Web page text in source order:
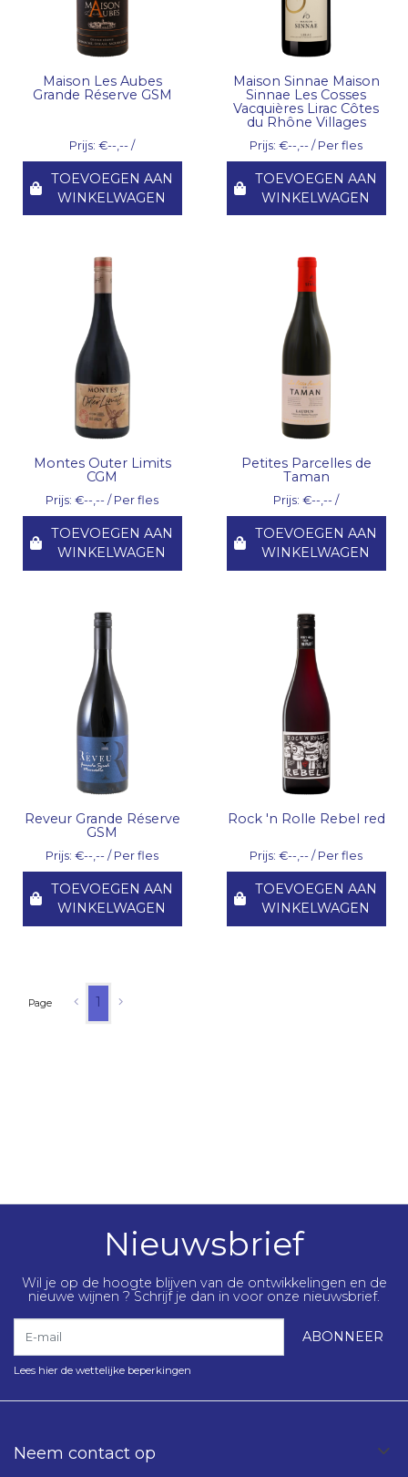
Maison Les Aubes
Grande Réserve GSM
Prijs: €--,-- /
TOEVOEGEN AAN
WINKELWAGEN
Maison Sinnae Maison
Sinnae Les Cosses
Vacquières Lirac Côtes
du Rhône Villages
Prijs: €--,-- / Per fles
TOEVOEGEN AAN
WINKELWAGEN
Montes Outer Limits
CGM
Prijs: €--,-- / Per fles
TOEVOEGEN AAN
WINKELWAGEN
Petites Parcelles de
Taman
Prijs: €--,-- /
TOEVOEGEN AAN
WINKELWAGEN
Reveur Grande Réserve
GSM
Prijs: €--,-- / Per fles
TOEVOEGEN AAN
WINKELWAGEN
Rock 'n Rolle Rebel red
Prijs: €--,-- / Per fles
TOEVOEGEN AAN
WINKELWAGEN
Page 1
Nieuwsbrief
Wil je op de hoogte blijven van de ontwikkelingen en de
nieuwe wijnen ? Schrijf je dan in voor onze nieuwsbrief.
ABONNEER
Lees hier de wettelijke beperkingen
Neem contact op